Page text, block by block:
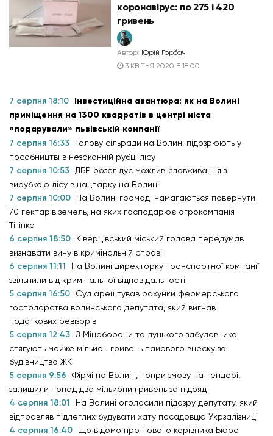
коронавірус: по 275 і 420
гривень
Автор: Юрій Горбач
3 КВІТНЯ 2020 В 18:00
7 серпня 18:10 Інвестиційна авантюра: як на Волині
приміщення на 1300 квадратів в центрі міста
«подарували» львівській компанії
7 серпня 16:33
Голову сільради на Волині підозрюють у
пособництві в незаконній рубці лісу
7 серпня 10:53
ДБР розслідує можливі зловживання з
вирубкою лісу в нацпарку на Волині
7 серпня 10:00
На Волині громаді намагаються повернути
70 гектарів земель, на яких господарює агрокомпанія
Тігіпка
6 серпня 18:50
Ківерцівський міський голова передумав
визнавати вину в кримінальній справі
6 серпня 11:11
На Волині директорку транспортної компанії
звільнили від кримінальної відповідальності
5 серпня 16:50
Суд арештував рахунки фермерського
господарства волинського депутата, який вигнав
податкових ревізорів
5 серпня 12:43 З Міноборони та луцького забудовника
стягують майже мільйон гривень пайового внеску за
будівництво ЖК
5 серпня 9:56
Фірмі на Волині, попри змову на тендері,
залишили понад два мільйони гривень за підряд
4 серпня 18:01
На Волині оголосили підозру депутату, який
відправляв підлеглих будувати хату посадовцю Укрзалізниці
4 серпня 16:40
Що відомо про нового керівника Бюро